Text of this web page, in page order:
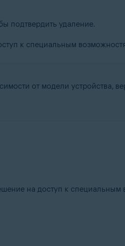
подтвердить удаление.
к специальным
от модели устройства,
на доступ к